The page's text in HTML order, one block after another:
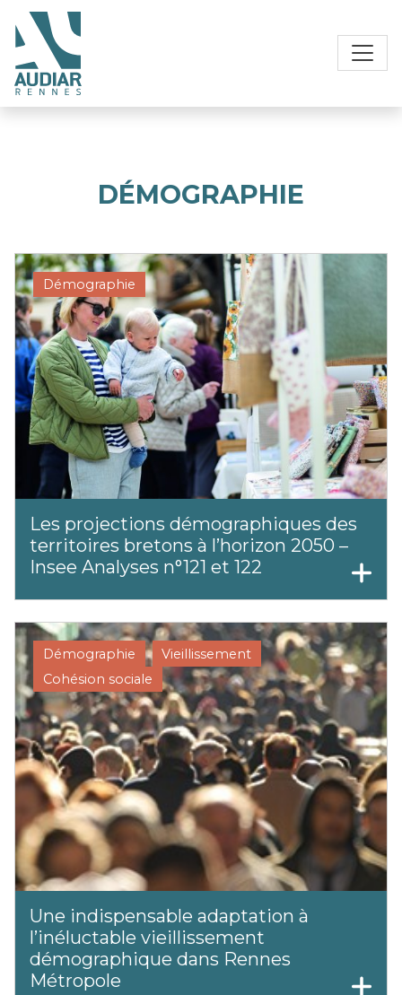
DÉMOGRAPHIE
Démographie
Les projections démographiques des
territoires bretons à l’horizon 2050 –
Insee Analyses n°121 et 122
Démographie
Vieillissement
Cohésion sociale
Une indispensable adaptation à
l’inéluctable vieillissement
démographique dans Rennes
Métropole